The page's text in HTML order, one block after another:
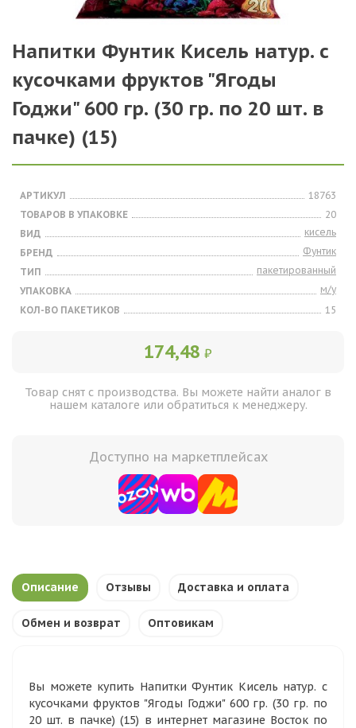
Напитки Фунтик Кисель натур. с
кусочками фруктов "Ягоды
Годжи" 600 гр. (30 гр. по 20 шт. в
пачке) (15)
АРТИКУЛ
18763
ТОВАРОВ В УПАКОВКЕ
20
ВИД
кисель
БРЕНД
Фунтик
ТИП
пакетированный
УПАКОВКА
м/у
КОЛ-ВО ПАКЕТИКОВ
15
174,48 ₽
Товар снят с производства. Вы можете найти аналог в
нашем каталоге или обратиться к менеджеру.
Доступно на маркетплейсах
Описание Отзывы Доставка и оплата
Обмен и возврат Оптовикам
Вы можете купить Напитки Фунтик Кисель натур. с
кусочками фруктов "Ягоды Годжи" 600 гр. (30 гр. по
20 шт. в пачке) (15) в интернет магазине Восток по